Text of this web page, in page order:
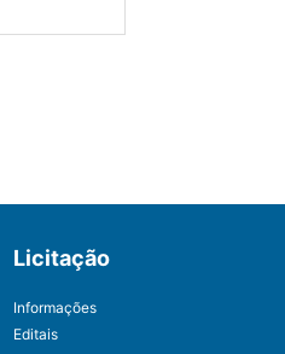
Licitação
Informações
Editais